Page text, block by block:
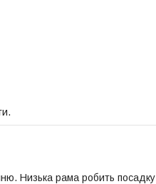
Низька рама робить посадку